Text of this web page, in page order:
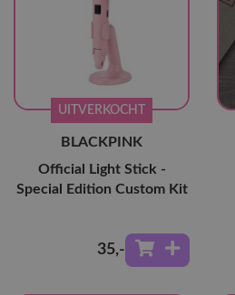
UITVERKOCHT
BLACKPINK
Official Light Stick -
Special Edition Custom Kit
35,-